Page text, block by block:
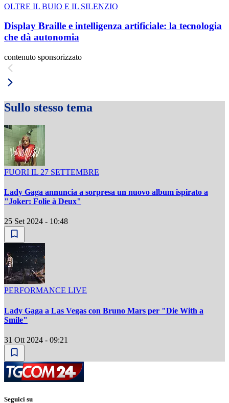
OLTRE IL BUIO E IL SILENZIO
Display Braille e intelligenza artificiale: la tecnologia
che dà autonomia
contenuto sponsorizzato
Sullo stesso tema
FUORI IL 27 SETTEMBRE
Lady Gaga annuncia a sorpresa un nuovo album ispirato a
"Joker: Folie à Deux"
25 Set 2024 - 10:48
PERFORMANCE LIVE
Lady Gaga a Las Vegas con Bruno Mars per "Die With a
Smile"
31 Ott 2024 - 09:21
Seguici su